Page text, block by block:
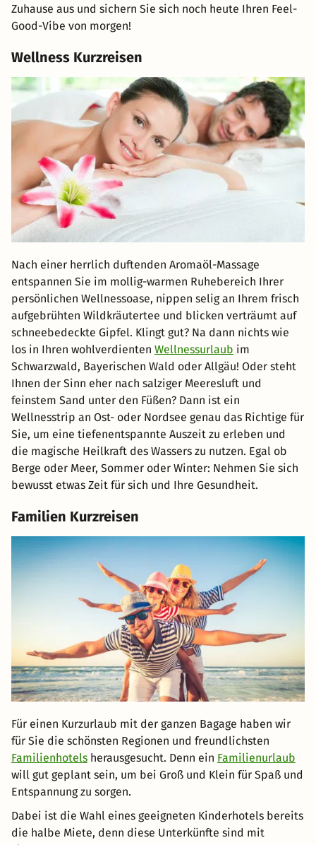
Zuhause aus und sichern Sie sich noch heute Ihren Feel-
Good-Vibe von morgen!
Wellness Kurzreisen
Nach einer herrlich duftenden Aromaöl-Massage
entspannen Sie im mollig-warmen Ruhebereich Ihrer
persönlichen Wellnessoase, nippen selig an Ihrem frisch
aufgebrühten Wildkräutertee und blicken verträumt auf
schneebedeckte Gipfel. Klingt gut? Na dann nichts wie
los in Ihren wohlverdienten Wellnessurlaub im
Schwarzwald, Bayerischen Wald oder Allgäu! Oder steht
Ihnen der Sinn eher nach salziger Meeresluft und
feinstem Sand unter den Füßen? Dann ist ein
Wellnesstrip an Ost- oder Nordsee genau das Richtige für
Sie, um eine tiefenentspannte Auszeit zu erleben und
die magische Heilkraft des Wassers zu nutzen. Egal ob
Berge oder Meer, Sommer oder Winter: Nehmen Sie sich
bewusst etwas Zeit für sich und Ihre Gesundheit.
Familien Kurzreisen
Für einen Kurzurlaub mit der ganzen Bagage haben wir
für Sie die schönsten Regionen und freundlichsten
Familienhotels herausgesucht. Denn ein Familienurlaub
will gut geplant sein, um bei Groß und Klein für Spaß und
Entspannung zu sorgen.
Dabei ist die Wahl eines geeigneten Kinderhotels bereits
die halbe Miete, denn diese Unterkünfte sind mit